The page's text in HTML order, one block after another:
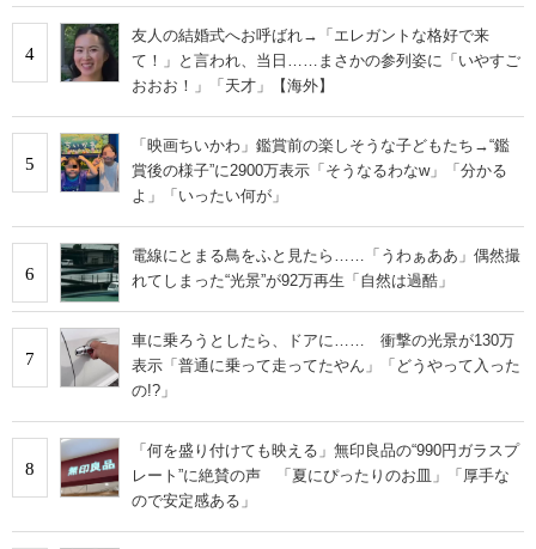
4
友人の結婚式へお呼ばれ→「エレガントな格好で来
て！」と言われ、当日……まさかの参列姿に「いやすご
おおお！」「天才」【海外】
5
「映画ちいかわ」鑑賞前の楽しそうな子どもたち→“鑑
賞後の様子”に2900万表示「そうなるわなw」「分かる
よ」「いったい何が」
6
電線にとまる鳥をふと見たら……「うわぁああ」偶然撮
れてしまった“光景”が92万再生「自然は過酷」
7
車に乗ろうとしたら、ドアに…… 衝撃の光景が130万
表示「普通に乗って走ってたやん」「どうやって入った
の!?」
8
「何を盛り付けても映える」無印良品の“990円ガラスプ
レート”に絶賛の声 「夏にぴったりのお皿」「厚手な
ので安定感ある」